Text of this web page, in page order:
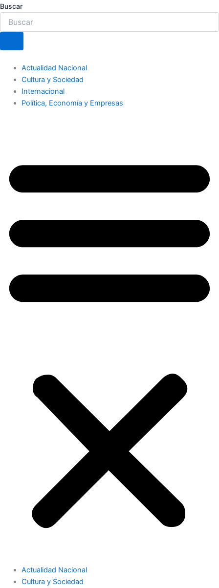
Buscar
Actualidad Nacional
Cultura y Sociedad
Internacional
Política, Economía y Empresas
Actualidad Nacional
Cultura y Sociedad